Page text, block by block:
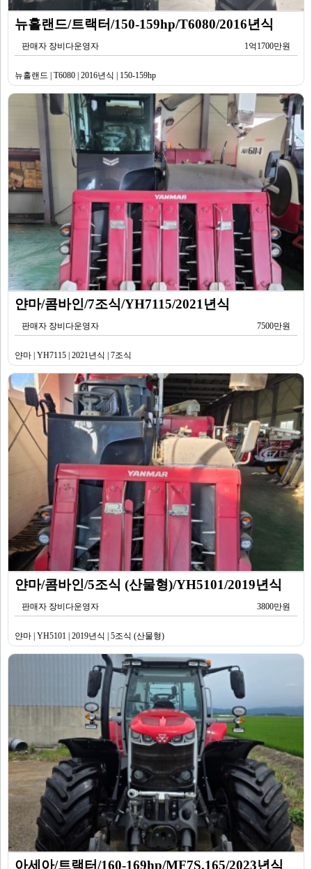
뉴홀랜드/트랙터/150-159hp/T6080/2016년식
판매자 장비다운영자 1억1700만원
뉴홀랜드 | T6080 | 2016년식 | 150-159hp
얀마/콤바인/7조식/YH7115/2021년식
판매자 장비다운영자 7500만원
얀마 | YH7115 | 2021년식 | 7조식
얀마/콤바인/5조식 (산물형)/YH5101/2019년식
판매자 장비다운영자 3800만원
얀마 | YH5101 | 2019년식 | 5조식 (산물형)
아세아/트랙터/160-169hp/MF7S.165/2023년식